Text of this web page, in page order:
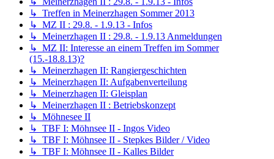
↳ Treffen in Meinerzhagen Sommer 2013
↳ MZ II : 29.8. - 1.9.13 - Infos
↳ Meinerzhagen II : 29.8. - 1.9.13 Anmeldungen
↳ MZ II: Interesse an einem Treffen im Sommer
(15.-18.8.13)?
↳ Meinerzhagen II: Rangiergeschichten
↳ Meinerzhagen II: Aufgabenverteilung
↳ Meinerzhagen II: Gleisplan
↳ Meinerzhagen II : Betriebskonzept
↳ Möhnesee II
↳ TBF I: Möhnsee II - Ingos Video
↳ TBF I: Möhnsee II - Stepkes Bilder / Video
↳ TBF I: Möhnsee II - Kalles Bilder